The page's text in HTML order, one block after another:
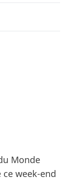
Monde
ce week-end